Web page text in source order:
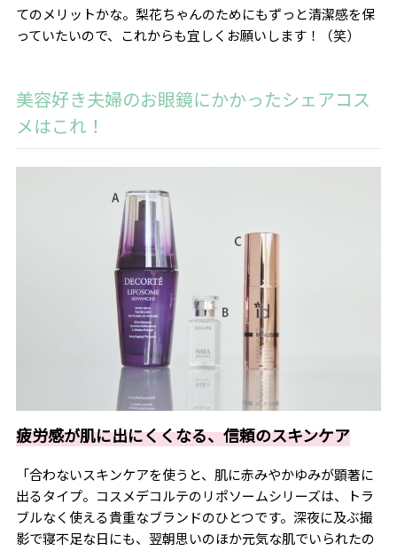
てのメリットかな。梨花ちゃんのためにもずっと清潔感を保
っていたいので、これからも宜しくお願いします！（笑）
美容好き夫婦のお眼鏡にかかったシェアコス
メはこれ！
疲労感が肌に出にくくなる、信頼のスキンケア
「合わないスキンケアを使うと、肌に赤みやかゆみが顕著に
出るタイプ。コスメデコルテのリポソームシリーズは、トラ
ブルなく使える貴重なブランドのひとつです。深夜に及ぶ撮
影で寝不足な日にも、翌朝思いのほか元気な肌でいられたの